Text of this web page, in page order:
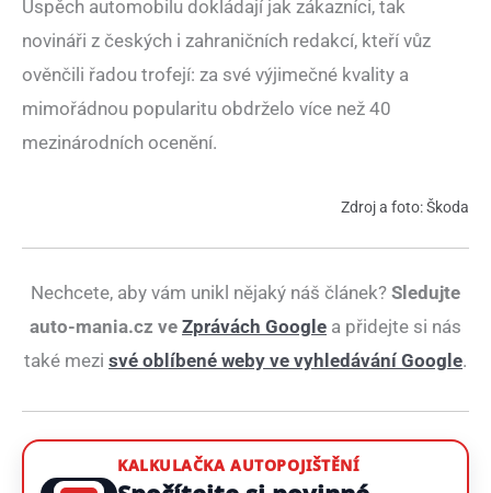
Úspěch automobilu dokládají jak zákazníci, tak
novináři z českých i zahraničních redakcí, kteří vůz
ověnčili řadou trofejí: za své výjimečné kvality a
mimořádnou popularitu obdrželo více než 40
mezinárodních ocenění.
Zdroj a foto: Škoda
Nechcete, aby vám unikl nějaký náš článek? Sledujte
auto-mania.cz ve Zprávách Google a přidejte si nás
také mezi své oblíbené weby ve vyhledávání Google.
KALKULAČKA AUTOPOJIŠTĚNÍ